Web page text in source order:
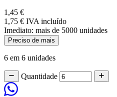
1,45 €
1,75 € IVA incluído
Imediato: mais de 5000 unidades
Preciso de mais
6 em 6 unidades
Quantidade